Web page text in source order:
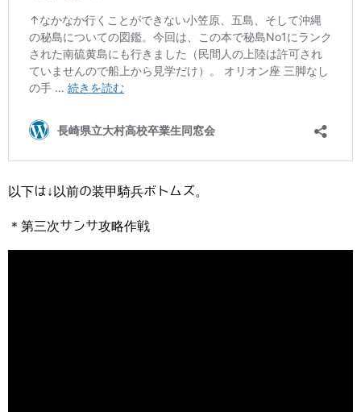
以下は↓以前の装甲騎兵ボトムズ。
＊第三次サンサ攻略作戦